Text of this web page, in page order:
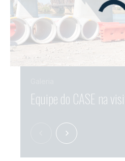
Equipe do CASE na